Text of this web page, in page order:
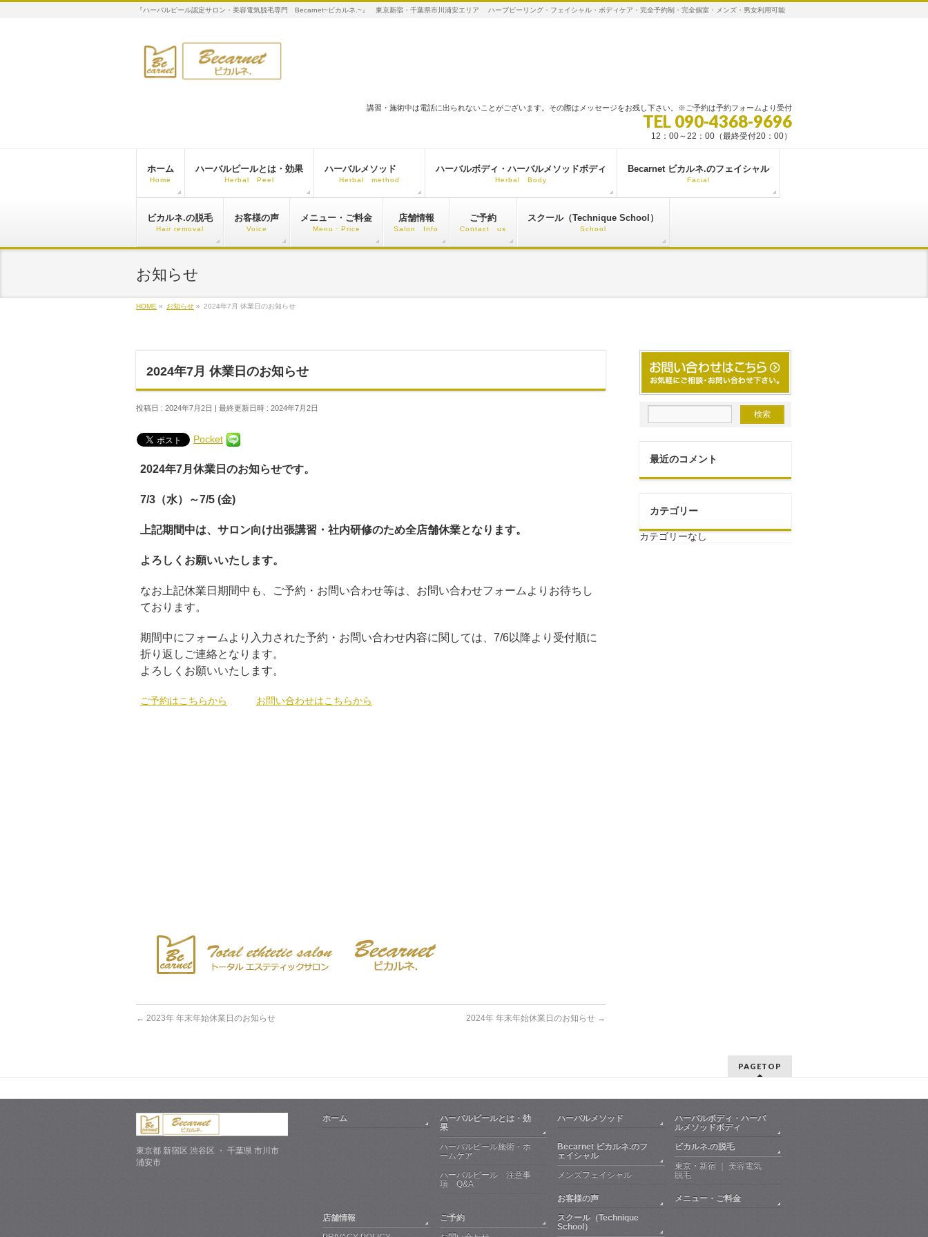
『ハーバルピール認定サロン・美容電気脱毛専門 Becarnet~ビカルネ.~』 東京新宿・千葉県市川浦安エリア ハーブピーリング・フェイシャル・ボディケア・完全予約制・完全個室・メンズ・男女利用可能
講習・施術中は電話に出られないことがございます。その際はメッセージをお残し下さい。※ご予約は予約フォームより受付
TEL 090-4368-9696
12：00～22：00（最終受付20：00）
ホーム
Home
ハーバルピールとは・効果
Herbal Peel
ハーバルメソッド
Herbal method
ハーバルボディ・ハーバルメソッドボディ
Herbal Body
Becarnet ビカルネ.のフェイシャル
Facial
ビカルネ.の脱毛
Hair removal
お客様の声
Voice
メニュー・ご料金
Menu・Price
店舗情報
Salon Info
ご予約
Contact us
スクール（Technique School）
School
お知らせ
HOME » お知らせ » 2024年7月 休業日のお知らせ
2024年7月 休業日のお知らせ
投稿日 : 2024年7月2日 最終更新日時 : 2024年7月2日
Pocket
2024年7月休業日のお知らせです。
7/3（水）～7/5 (金)
上記期間中は、サロン向け出張講習・社内研修のため全店舗休業となります。
よろしくお願いいたします。
なお上記休業日期間中も、ご予約・お問い合わせ等は、お問い合わせフォームよりお待ちし
ております。
期間中にフォームより入力された予約・お問い合わせ内容に関しては、7/6以降より受付順に
折り返しご連絡となります。
よろしくお願いいたします。
ご予約はこちらから お問い合わせはこちらから
← 2023年 年末年始休業日のお知らせ 2024年 年末年始休業日のお知らせ →
最近のコメント
カテゴリー
カテゴリーなし
PAGETOP
東京都 新宿区 渋谷区 ・ 千葉県 市川市
浦安市
ホーム
ハーバルピールとは・効
果
ハーバルピール施術・ホ
ームケア
ハーバルピール 注意事
項 Q&A
ハーバルメソッド
ハーバルボディ・ハーバ
ルメソッドボディ
Becarnet ビカルネ.のフ
ェイシャル
メンズフェイシャル
ビカルネ.の脱毛
東京・新宿 ｜ 美容電気
脱毛
お客様の声
メニュー・ご料金
店舗情報
ご予約
スクール（Technique
School）